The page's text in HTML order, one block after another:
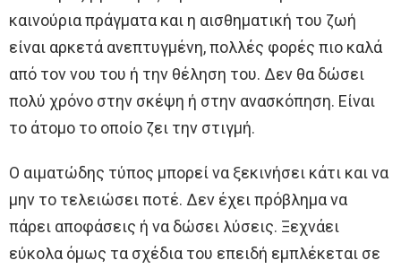
καινούρια πράγματα και η αισθηματική του ζωή
είναι αρκετά ανεπτυγμένη, πολλές φορές πιο καλά
από τον νου του ή την θέληση του. Δεν θα δώσει
πολύ χρόνο στην σκέψη ή στην ανασκόπηση. Είναι
το άτομο το οποίο ζει την στιγμή.
Ο αιματώδης τύπος μπορεί να ξεκινήσει κάτι και να
μην το τελειώσει ποτέ. Δεν έχει πρόβλημα να
πάρει αποφάσεις ή να δώσει λύσεις. Ξεχνάει
εύκολα όμως τα σχέδια του επειδή εμπλέκεται σε